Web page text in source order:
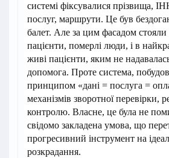
системі фіксувалися прізвища,
послуг, маршрути. Це був
балет. Але за цим фасадом стояли
пацієнти, померлі люди, і в
живі пацієнти, яким не
допомога. Проте система,
принципом «дані = послуга =
механізмів зворотної перевірки,
контролю. Власне, це була не
свідомо закладена умова, що
прогресивний інструмент на
розкрадання.